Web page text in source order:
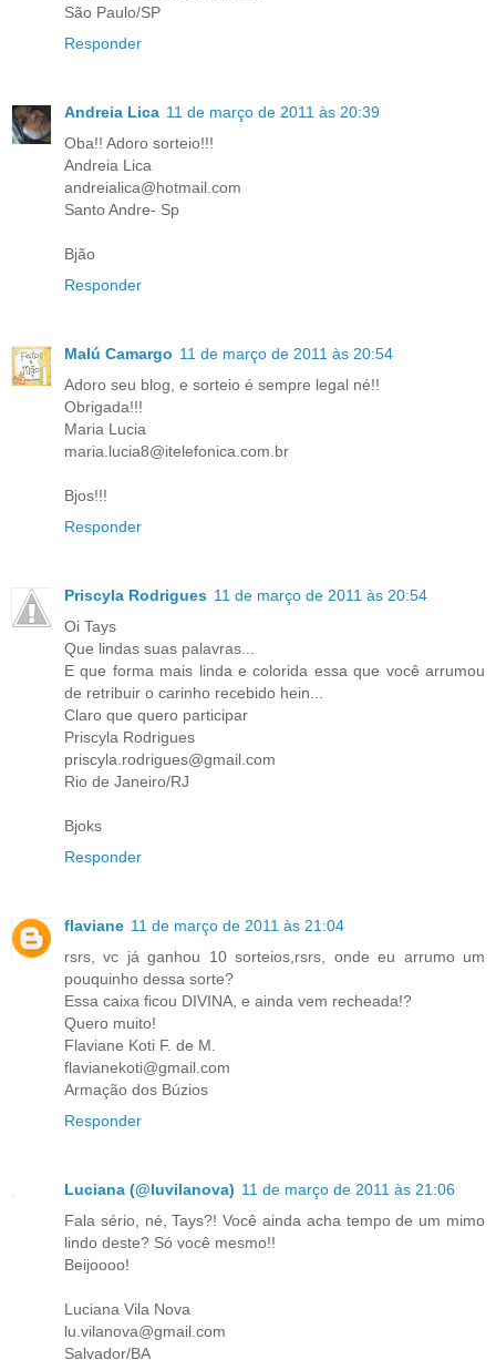
São Paulo/SP
Responder
Andreia Lica 11 de março de 2011 às 20:39
Oba!! Adoro sorteio!!!
Andreia Lica
andreialica@hotmail.com
Santo Andre- Sp
Bjão
Responder
Malú Camargo 11 de março de 2011 às 20:54
Adoro seu blog, e sorteio é sempre legal né!!
Obrigada!!!
Maria Lucia
maria.lucia8@itelefonica.com.br
Bjos!!!
Responder
Priscyla Rodrigues 11 de março de 2011 às 20:54
Oi Tays
Que lindas suas palavras...
E que forma mais linda e colorida essa que você arrumou
de retribuir o carinho recebido hein...
Claro que quero participar
Priscyla Rodrigues
priscyla.rodrigues@gmail.com
Rio de Janeiro/RJ
Bjoks
Responder
flaviane 11 de março de 2011 às 21:04
rsrs, vc já ganhou 10 sorteios,rsrs, onde eu arrumo um
pouquinho dessa sorte?
Essa caixa ficou DIVINA, e ainda vem recheada!?
Quero muito!
Flaviane Koti F. de M.
flavianekoti@gmail.com
Armação dos Búzios
Responder
Luciana (@luvilanova) 11 de março de 2011 às 21:06
Fala sério, né, Tays?! Você ainda acha tempo de um mimo
lindo deste? Só você mesmo!!
Beijoooo!
Luciana Vila Nova
lu.vilanova@gmail.com
Salvador/BA